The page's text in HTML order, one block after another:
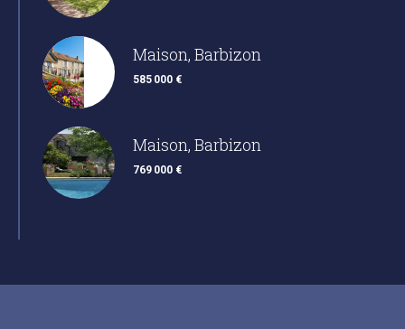
Maison, Barbizon
585 000 €
Maison, Barbizon
769 000 €